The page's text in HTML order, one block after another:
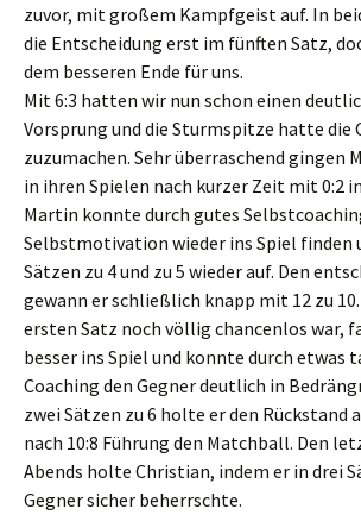
zuvor, mit großem Kampfgeist auf. In
die Entscheidung erst im fünften Satz,
dem besseren Ende für uns.
Mit 6:3 hatten wir nun schon einen
Vorsprung und die Sturmspitze hatte die
zuzumachen. Sehr überraschend gingen
in ihren Spielen nach kurzer Zeit mit 0:2
Martin konnte durch gutes
Selbstmotivation wieder ins Spiel
Sätzen zu 4 und zu 5 wieder auf. Den
gewann er schließlich knapp mit 12 zu
ersten Satz noch völlig chancenlos war,
besser ins Spiel und konnte durch etwas
Coaching den Gegner deutlich in
zwei Sätzen zu 6 holte er den Rückstand
nach 10:8 Führung den Matchball. Den
Abends holte Christian, indem er in drei
Gegner sicher beherrschte.